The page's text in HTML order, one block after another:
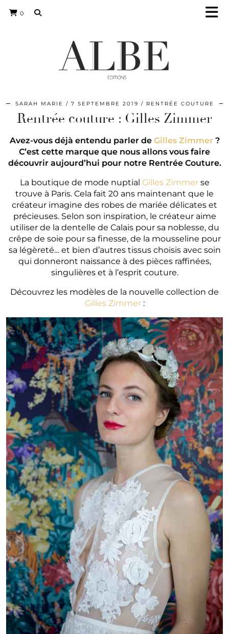
0
SARAH MARIE 7 SEPTEMBRE 2019 RENTRÉE COUTURE
Rentrée couture : Gilles Zimmer
Avez-vous déjà entendu parler de Gilles Zimmer?
C’est cette marque que nous allons vous faire
découvrir aujourd’hui pour notre Rentrée Couture.
La boutique de mode nuptial Gilles Zimmerse
trouve à Paris. Cela fait 20 ans maintenant que le
créateur imagine des robes de mariée délicates et
précieuses. Selon son inspiration, le créateur aime
utiliser de la dentelle de Calais pour sa noblesse, du
crêpe de soie pour sa finesse, de la mousseline pour
sa légèreté… et bien d’autres tissus choisis avec soin
qui donneront naissance à des pièces raffinées,
singulières et à l’esprit couture.
Découvrez les modèles de la nouvelle collection de
Gilles Zimmer: